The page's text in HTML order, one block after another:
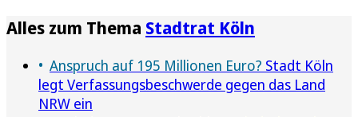
Alles zum Thema Stadtrat Köln
Anspruch auf 195 Millionen Euro? Stadt Köln
legt Verfassungsbeschwerde gegen das Land
NRW ein